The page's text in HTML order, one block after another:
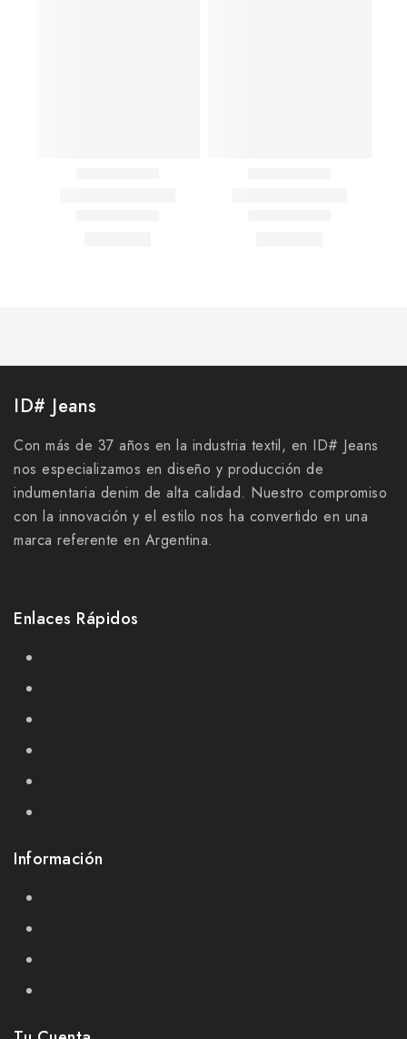
ID# Jeans
Con más de 37 años en la industria textil, en ID# Jeans
nos especializamos en diseño y producción de
indumentaria denim de alta calidad. Nuestro compromiso
con la innovación y el estilo nos ha convertido en una
marca referente en Argentina.
Enlaces Rápidos
Información